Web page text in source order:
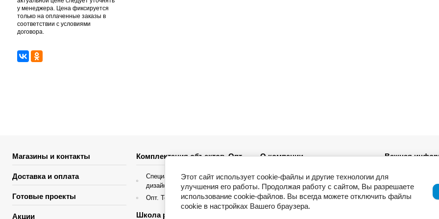
у менеджера. Цена фиксируется
только на оплаченные заказы в
соответствии с условиями
договора.
Магазины и контакты
Доставка и оплата
Готовые проекты
Акции
Комплектация объектов. Опт
Специальные условия для
дизайнеров интерьера
Опт. Торгующие организации
Школа ремонта
О компании
Новости
Отзывы о компании и услугах
Важная
Приемка
Гарантия
Этот сайт использует cookie-файлы и другие технологии для
улучшения его работы. Продолжая работу с сайтом, Вы разрешаете
использование cookie-файлов. Вы всегда можете отключить файлы
cookie в настройках Вашего браузера.